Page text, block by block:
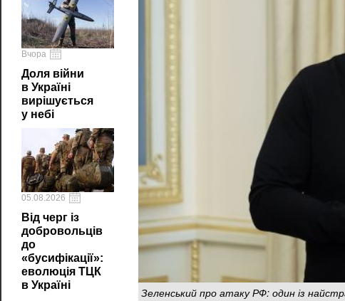
Вчора
Доля війни
в Україні
вирішується
у небі
05.08.2026
Від черг із
добровольців
до
«бусифікації»:
еволюція ТЦК
в Україні
Зеленський про атаку РФ: один із